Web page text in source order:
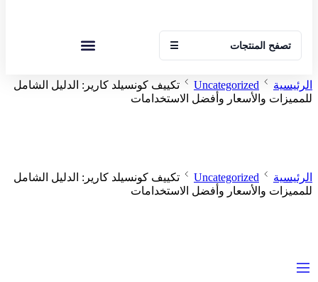
تصفح المنتجات ☰
الرئيسية Uncategorized
تكييف كونسيلد كارير: الدليل الشامل
للمميزات والأسعار وأفضل الاستخدامات
الرئيسية Uncategorized
تكييف كونسيلد كارير: الدليل الشامل
للمميزات والأسعار وأفضل الاستخدامات